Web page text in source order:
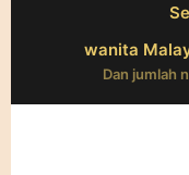
wanita
Dan jumlah